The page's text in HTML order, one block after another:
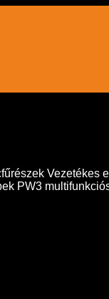
Vezetékes
PW3